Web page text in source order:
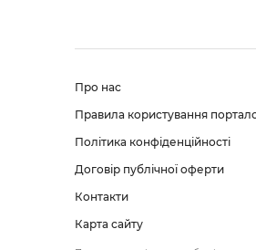
Про нас
Правила користування
Політика конфіденційності
Договір публічної оферти
Контакти
Карта сайту